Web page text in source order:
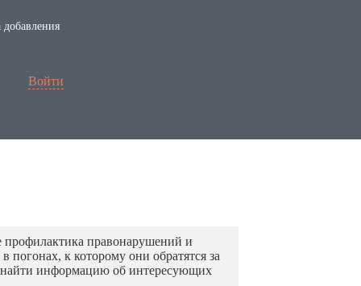
Войти
профилактика правонарушений и
к которому они обратятся за
информацию об интересующих